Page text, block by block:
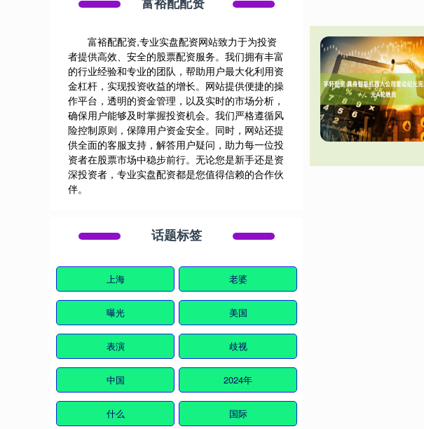
富裕配配资,专业实盘配资网站致力于为投资
者提供高效、安全的股票配资服务。我们拥有丰富
的行业经验和专业的团队，帮助用户最大化利用资
金杠杆，实现投资收益的增长。网站提供便捷的操
作平台，透明的资金管理，以及实时的市场分析，
确保用户能够及时掌握投资机会。我们严格遵循风
险控制原则，保障用户资金安全。同时，网站还提
供全面的客服支持，解答用户疑问，助力每一位投
资者在股票市场中稳步前行。无论您是新手还是资
深投资者，专业实盘配资都是您值得信赖的合作伙
伴。
话题标签
上海 老婆
曝光 美国
表演 歧视
中国 2024年
什么 国际